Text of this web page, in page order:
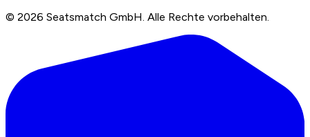
© 2026 Seatsmatch GmbH. Alle Rechte vorbehalten.